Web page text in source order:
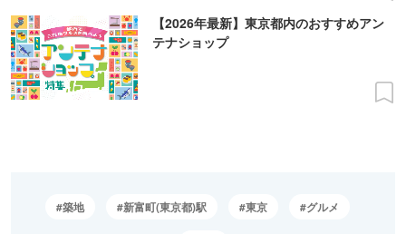
【2026年最新】東京都内のおすすめアン
テナショップ
築地 新富町(東京都)駅 東京 グルメ